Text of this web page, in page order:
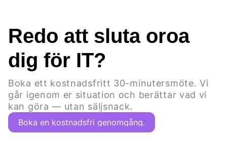
Redo att sluta oroa
dig för IT?
Boka ett kostnadsfritt 30-minutersmöte. Vi
går igenom er situation och berättar vad vi
kan göra — utan säljsnack.
Boka en kostnadsfri genomgång.